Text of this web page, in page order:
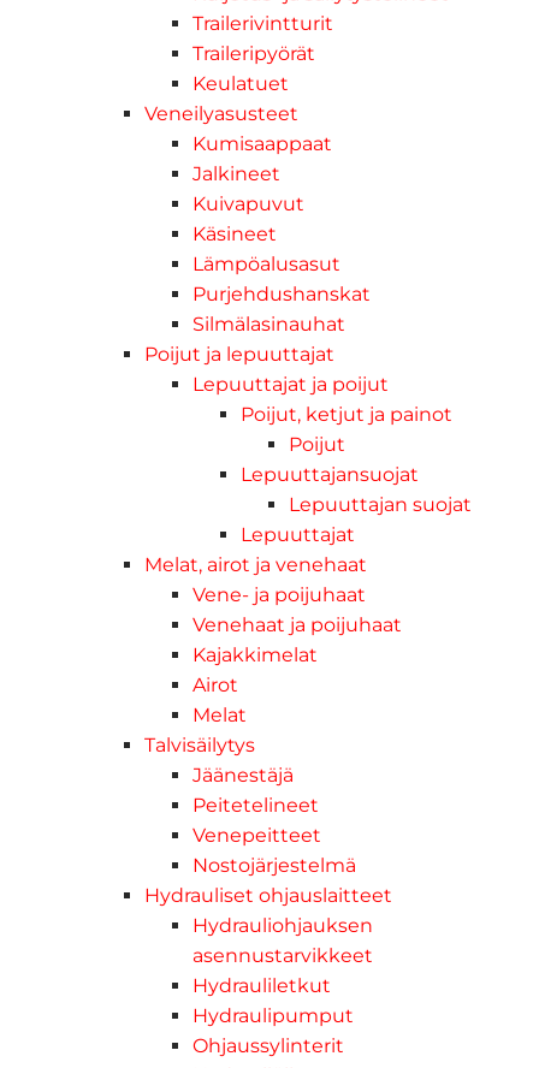
Trailerivintturit
Traileripyörät
Keulatuet
Veneilyasusteet
Kumisaappaat
Jalkineet
Kuivapuvut
Käsineet
Lämpöalusasut
Purjehdushanskat
Silmälasinauhat
Poijut ja lepuuttajat
Lepuuttajat ja poijut
Poijut, ketjut ja painot
Poijut
Lepuuttajansuojat
Lepuuttajan suojat
Lepuuttajat
Melat, airot ja venehaat
Vene- ja poijuhaat
Venehaat ja poijuhaat
Kajakkimelat
Airot
Melat
Talvisäilytys
Jäänestäjä
Peitetelineet
Venepeitteet
Nostojärjestelmä
Hydrauliset ohjauslaitteet
Hydrauliohjauksen
asennustarvikkeet
Hydrauliletkut
Hydraulipumput
Ohjaussylinterit